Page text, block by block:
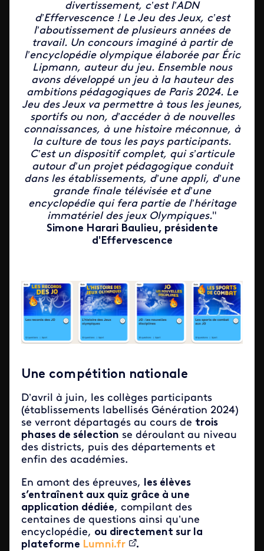
divertissement, c’est l’ADN
d’Effervescence ! Le Jeu des Jeux, c’est
l’aboutissement de plusieurs années de
travail. Un concours imaginé à partir de
l’encyclopédie olympique élaborée par Éric
Lipmann, auteur du jeu. Ensemble nous
avons développé un jeu à la hauteur des
ambitions pédagogiques de Paris 2024. Le
Jeu des Jeux va permettre à tous les jeunes,
sportifs ou non, d’accéder à de nouvelles
connaissances, à une histoire méconnue, à
la culture de tous les pays participants.
C’est un dispositif complet, qui s’articule
autour d’un projet pédagogique conduit
dans les établissements, d’une appli, d’une
grande finale télévisée et d’une
encyclopédie qui fera partie de l’héritage
immatériel des jeux Olympiques."
Simone Harari Baulieu, présidente
d'Effervescence
Une compétition nationale
D’avril à juin, les collèges participants
(établissements labellisés Génération 2024)
se verront départagés au cours de trois
phases de sélection se déroulant au niveau
des districts, puis des départements et
enfin des académies.
En amont des épreuves,
les élèves
s’entraînent aux quiz grâce à une
application dédiée, compilant des
centaines de questions ainsi qu’une
encyclopédie, ou directement sur la
plateforme Lumni.fr .